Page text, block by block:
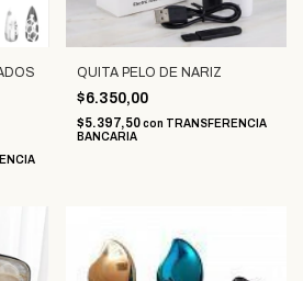
QUITA PELO DE NARIZ
$6.350,00
$5.397,50con TRANSFERENCIA
BANCARIA